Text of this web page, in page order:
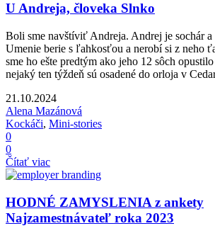
U Andreja, človeka Slnko
Boli sme navštíviť Andreja. Andrej je sochár
Umenie berie s ľahkosťou a nerobí si z neho
sme ho ešte predtým ako jeho 12 sôch
nejaký ten týždeň sú osadené do orloja v
21.10.2024
Alena Mazánová
Kockáči, Mini-stories
0
0
Čítať viac
HODNÉ ZAMYSLENIA z ankety
Najzamestnávateľ roka 2023